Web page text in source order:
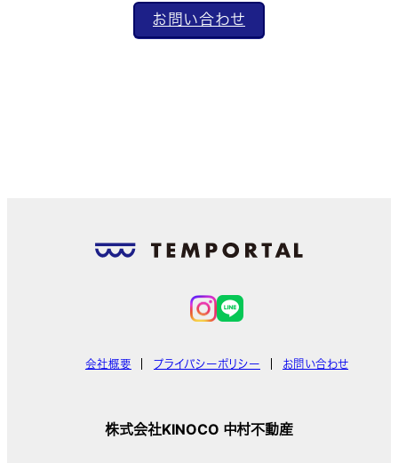
お問い合わせ
会社概要 プライバシーポリシー お問い合わせ
株式会社KINOCO 中村不動産